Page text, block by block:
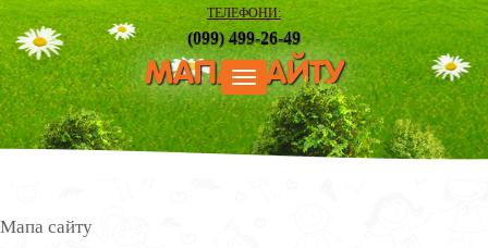
ТЕЛЕФОНИ:
(099) 499-26-49
Меню
МАПА САЙТУ
Мапа сайту